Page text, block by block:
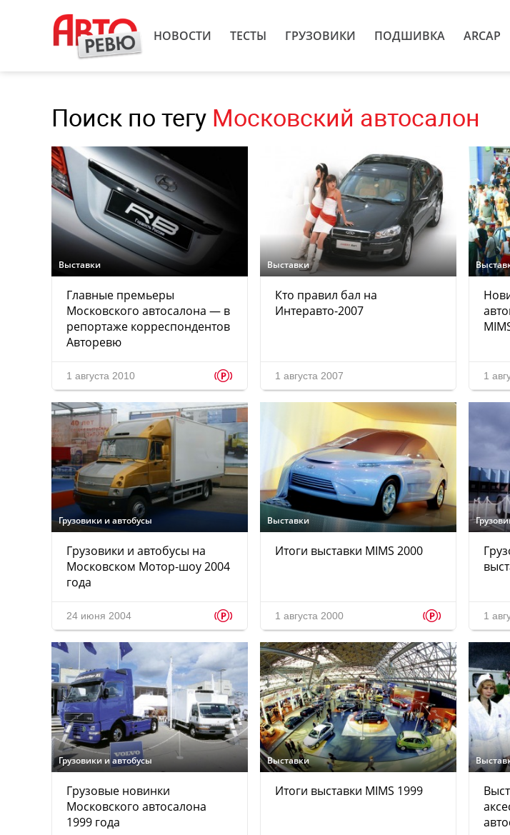
НОВОСТИ ТЕСТЫ ГРУЗОВИКИ ПОДШИВКА ARCAP
Поиск по тегу Московский автосалон
Выставки
Главные премьеры
Московского автосалона — в
репортаже корреспондентов
Авторевю
1 августа 2010 p
Выставки
Кто правил бал на
Интеравто-2007
1 августа 2007 1
Грузовики и автобусы
Грузовики и автобусы на
Московском Мотор-шоу 2004
года
24 июня 2004 p
Выставки
Итоги выставки MIMS 2000
1 августа 2000 p 1
Грузовики и автобусы
Грузовые новинки
Московского автосалона
1999 года
Выставки
Итоги выставки MIMS 1999